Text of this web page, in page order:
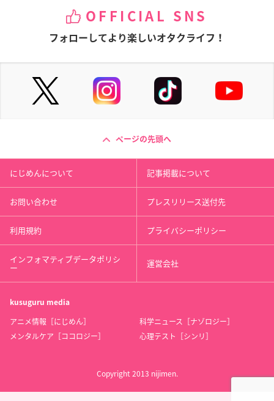
OFFICIAL SNS
フォローしてより楽しいオタクライフ！
ページの先頭へ
にじめんについて 記事掲載について
お問い合わせ プレスリリース送付先
利用規約 プライバシーポリシー
インフォマティブデータポリシ
ー 運営会社
kusuguru media
アニメ情報［にじめん］
科学ニュース［ナゾロジー］
メンタルケア［ココロジー］
心理テスト［シンリ］
Copyright 2013 nijimen.